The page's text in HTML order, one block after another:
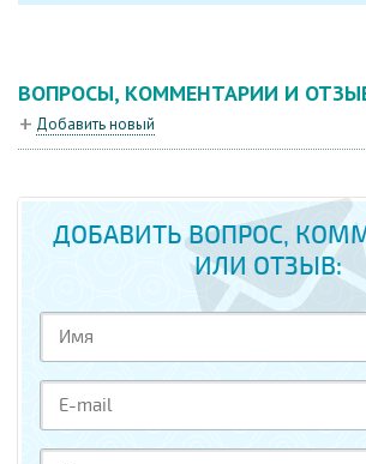
ВОПРОСЫ, КОММЕНТАРИИ И
Добавить новый
ДОБАВИТЬ ВОПРОС,
ИЛИ ОТЗЫВ: